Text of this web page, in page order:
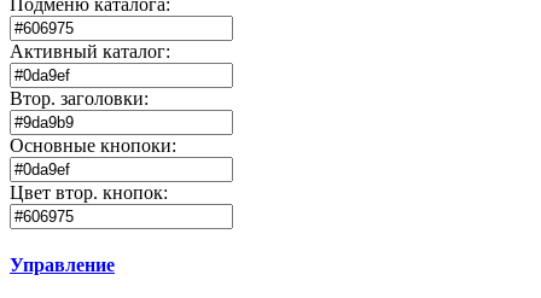
Подменю каталога:
Активный каталог:
Втор. заголовки:
Основные кнопоки:
Цвет втор. кнопок:
Управление